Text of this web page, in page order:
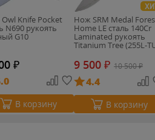
Knife Pocket
N690 рукоять
G10
₽
В корзину
Нож SRM Medal
Home LE сталь 140Cr
Laminated рукоять
Titanium Tree (255L-
9 500 ₽ 10 500₽
4.4
В корзину